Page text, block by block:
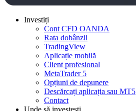
Investiți
Cont CFD OANDA
Rata dobânzii
TradingView
Aplicație mobilă
Client profesional
MetaTrader 5
Opțiuni de depunere
Descărcați aplicația sau MT5
Contact